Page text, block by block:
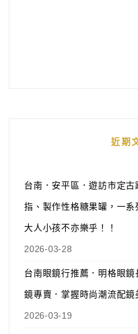
近期
台南．安平區．遊訪市定
指、製作性格糖果罐，一系
大人小孩不亦樂乎！！
2026-03-28
台南眼鏡行推薦．明格眼
鏡專賣．掌握時尚潮流配鏡
2026-03-19